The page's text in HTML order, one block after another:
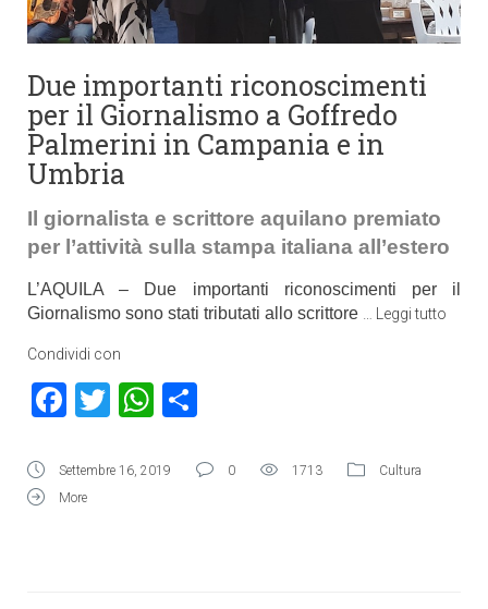
Due importanti riconoscimenti
per il Giornalismo a Goffredo
Palmerini in Campania e in
Umbria
Il giornalista e scrittore aquilano premiato
per l’attività sulla stampa italiana all’estero
L’AQUILA – Due importanti riconoscimenti per il
Giornalismo sono stati tributati allo scrittore
Leggi tutto
Condividi con
Facebook
TwitterWhatsApp
Settembre 16, 2019 0 1713
Cultura
More